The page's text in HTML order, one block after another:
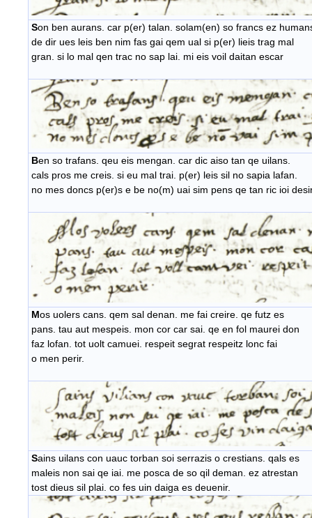
Son ben aurans. car p(er) talan. solam(en) so
de dir ues leis ben nim fas gai qem ual si p(er) lieis trag mal
gran. si lo mal qen trac no sap lai. mi eis voil daitan escar
Ben so trafans. qeu eis mengan. car dic aiso tan qe uilans.
cals pros me creis. si eu mal trai. p(er) leis sil no sapia lafan.
no mes doncs p(er)s e be no(m) uai sim pens qe tan ric ioi
Mos uolers cans. qem sal denan. me fai creire. qe futz es
pans. tau aut mespeis. mon cor car sai. qe en fol maurei don
faz lofan. tot uolt camuei. respeit segrat respeitz lonc fai
o men perir.
Sains uilans con uauc torban soi serrazis o crestians. qals es
maleis non sai qe iai. me posca de so qil deman. ez atrestan
tost dieus sil plai. co fes uin daiga es deuenir.